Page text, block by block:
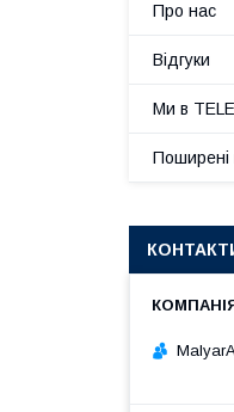
Про нас
Відгуки
Ми в
Поширені